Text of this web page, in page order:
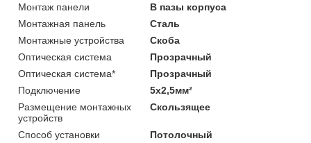
Монтаж панели
В пазы корпуса
Монтажная панель
Сталь
Монтажные устройства
Скоба
Оптическая система
Прозрачный
Оптическая система*
Прозрачный
Подключение
5х2,5мм²
Размещение монтажных
устройств
Скользящее
Способ установки
Потолочный